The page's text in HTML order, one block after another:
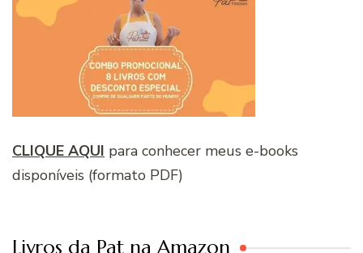
CLIQUE AQUI para conhecer meus e-books
disponíveis (formato PDF)
Livros da Pat na Amazon